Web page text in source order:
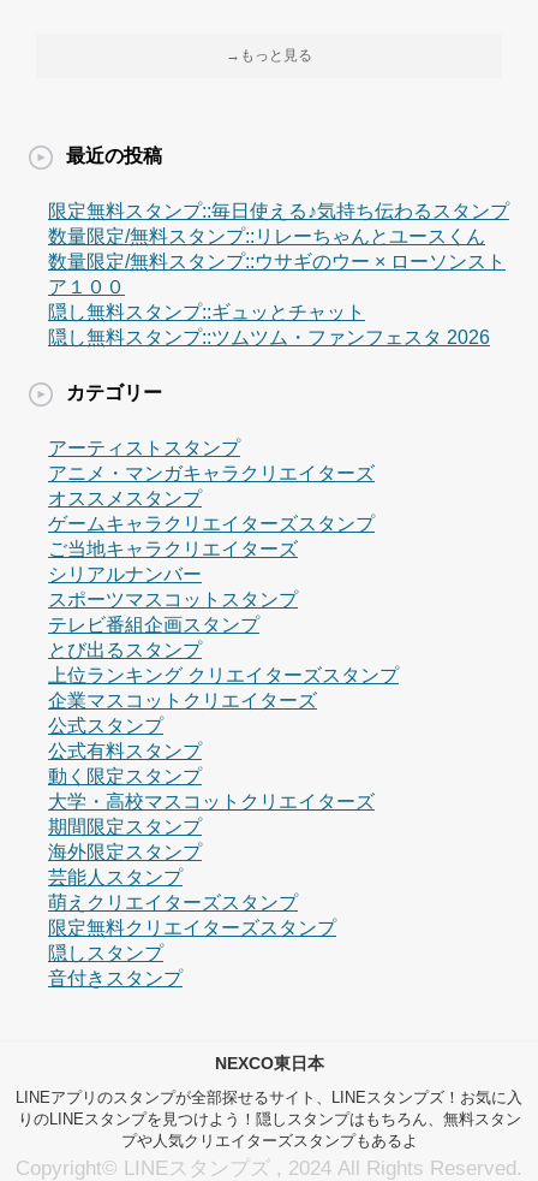
→もっと見る
最近の投稿
限定無料スタンプ::毎日使える♪気持ち伝わるスタンプ
数量限定/無料スタンプ::リレーちゃんとユースくん
数量限定/無料スタンプ::ウサギのウー × ローソンスト
ア１００
隠し無料スタンプ::ギュッとチャット
隠し無料スタンプ::ツムツム・ファンフェスタ 2026
カテゴリー
アーティストスタンプ
アニメ・マンガキャラクリエイターズ
オススメスタンプ
ゲームキャラクリエイターズスタンプ
ご当地キャラクリエイターズ
シリアルナンバー
スポーツマスコットスタンプ
テレビ番組企画スタンプ
とび出るスタンプ
上位ランキング クリエイターズスタンプ
企業マスコットクリエイターズ
公式スタンプ
公式有料スタンプ
動く限定スタンプ
大学・高校マスコットクリエイターズ
期間限定スタンプ
海外限定スタンプ
芸能人スタンプ
萌えクリエイターズスタンプ
限定無料クリエイターズスタンプ
隠しスタンプ
音付きスタンプ
NEXCO東日本
LINEアプリのスタンプが全部探せるサイト、LINEスタンプズ！お気に入
りのLINEスタンプを見つけよう！隠しスタンプはもちろん、無料スタン
プや人気クリエイターズスタンプもあるよ
Copyright© LINEスタンプズ , 2024 All Rights Reserved.